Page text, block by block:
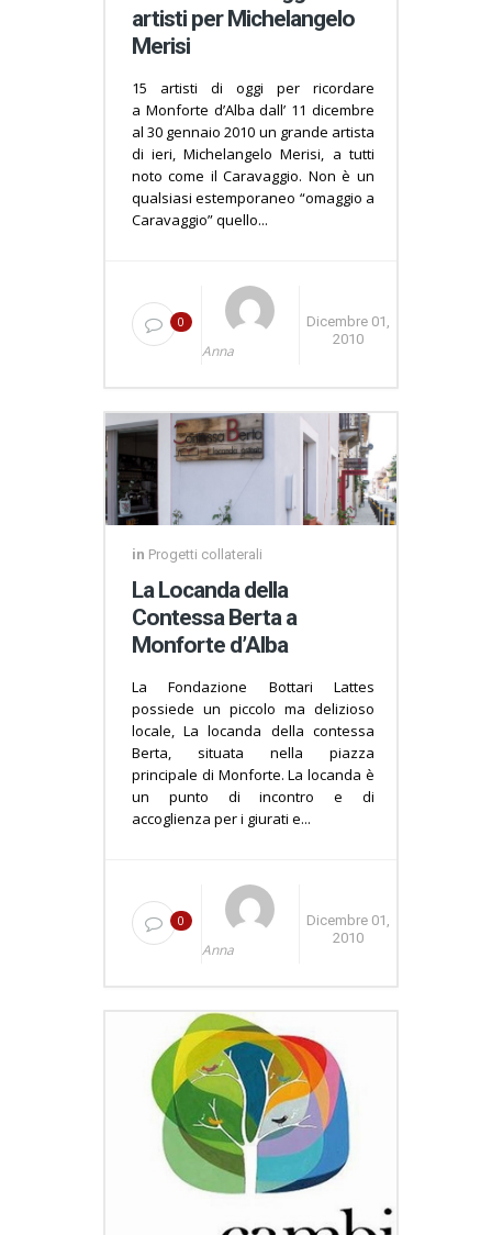
artisti per Michelangelo
Merisi
15 artisti di oggi per ricordare
a Monforte d’Alba dall’ 11 dicembre
al 30 gennaio 2010 un grande artista
di ieri, Michelangelo Merisi, a tutti
noto come il Caravaggio. Non è un
qualsiasi estemporaneo “omaggio a
Caravaggio” quello...
0
Anna
Dicembre 01,
2010
in Progetti collaterali
La Locanda della
Contessa Berta a
Monforte d’Alba
La Fondazione Bottari Lattes
possiede un piccolo ma delizioso
locale, La locanda della contessa
Berta, situata nella piazza
principale di Monforte. La locanda è
un punto di incontro e di
accoglienza per i giurati e...
0
Anna
Dicembre 01,
2010